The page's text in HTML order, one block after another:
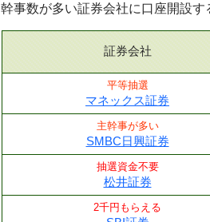
幹事数が多い証券会社に口座開設す
証券会社
平等抽選
マネックス証券
主幹事が多い
SMBC日興証券
抽選資金不要
松井証券
2千円もらえる